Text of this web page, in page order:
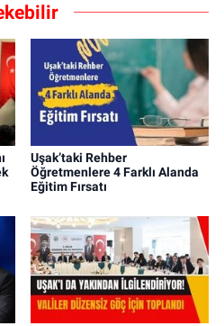
Uşak’taki Rehber
Öğretmenlere 4 Farklı Alanda
Eğitim Fırsatı